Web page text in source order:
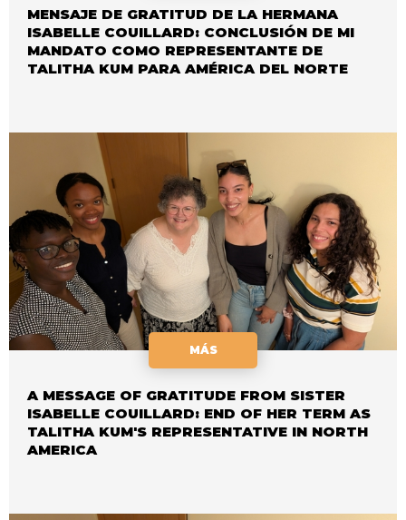
MENSAJE DE GRATITUD DE LA HERMANA
ISABELLE COUILLARD: CONCLUSIÓN DE MI
MANDATO COMO REPRESENTANTE DE
TALITHA KUM PARA AMÉRICA DEL NORTE
MÁS
A MESSAGE OF GRATITUDE FROM SISTER
ISABELLE COUILLARD: END OF HER TERM AS
TALITHA KUM'S REPRESENTATIVE IN NORTH
AMERICA